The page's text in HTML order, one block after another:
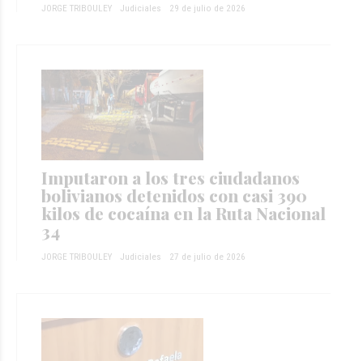
JORGE TRIBOULEY Judiciales 29 de julio de 2026
Imputaron a los tres ciudadanos
bolivianos detenidos con casi 390
kilos de cocaína en la Ruta Nacional
34
JORGE TRIBOULEY Judiciales 27 de julio de 2026